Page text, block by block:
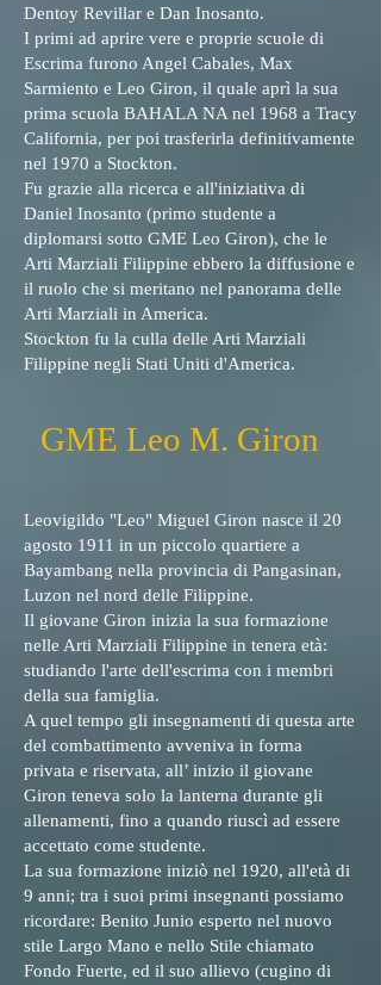
Dentoy Revillar e Dan Inosanto.
I primi ad aprire vere e proprie scuole di
Escrima furono Angel Cabales, Max
Sarmiento e Leo Giron, il quale aprì la sua
prima scuola BAHALA NA nel 1968 a Tracy
California, per poi trasferirla definitivamente
nel 1970 a Stockton.
Fu grazie alla ricerca e all'iniziativa di
Daniel Inosanto (primo studente a
diplomarsi sotto GME Leo Giron), che le
Arti Marziali Filippine ebbero la diffusione e
il ruolo che si meritano nel panorama delle
Arti Marziali in America.
Stockton fu la culla delle Arti Marziali
Filippine negli Stati Uniti d'America.
GME Leo M. Giron
Leovigildo "Leo" Miguel Giron nasce il 20
agosto 1911 in un piccolo quartiere a
Bayambang nella provincia di Pangasinan,
Luzon nel nord delle Filippine.
Il giovane Giron inizia la sua formazione
nelle Arti Marziali Filippine in tenera età:
studiando l'arte dell'escrima con i membri
della sua famiglia.
A quel tempo gli insegnamenti di questa arte
del combattimento avveniva in forma
privata e riservata, all’ inizio il giovane
Giron teneva solo la lanterna durante gli
allenamenti, fino a quando riuscì ad essere
accettato come studente.
La sua formazione iniziò nel 1920, all'età di
9 anni; tra i suoi primi insegnanti possiamo
ricordare: Benito Junio esperto nel nuovo
stile Largo Mano e nello Stile chiamato
Fondo Fuerte, ed il suo allievo (cugino di